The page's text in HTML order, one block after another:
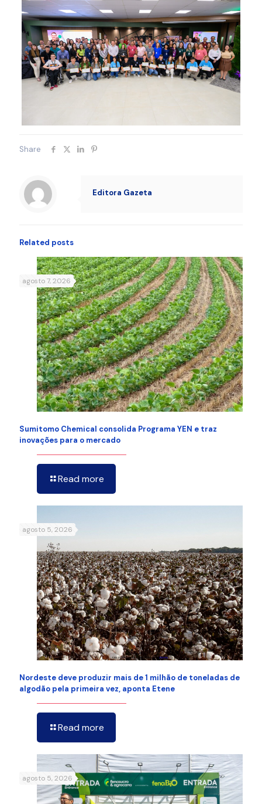
Share
Editora Gazeta
Related posts
agosto 7, 2026
Sumitomo Chemical consolida Programa YEN e traz
inovações para o mercado
Read more
agosto 5, 2026
Nordeste deve produzir mais de 1 milhão de toneladas de
algodão pela primeira vez, aponta Etene
Read more
agosto 5, 2026